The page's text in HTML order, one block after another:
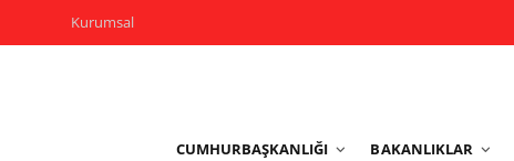
Kurumsal
CUMHURBAŞKANLIĞI BAKANLIKLAR